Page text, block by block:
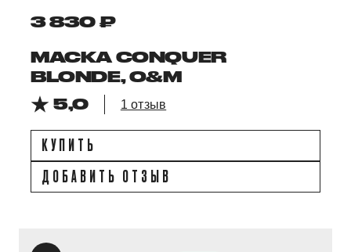
3 830 ₽
МАСКА CONQUER
BLONDE, O&M
5,0
1 отзыв
КУПИТЬ
ДОБАВИТЬ ОТЗЫВ